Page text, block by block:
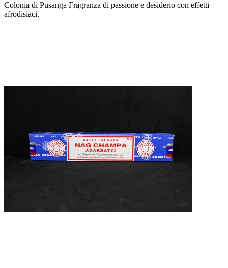
Colonia di Pusanga Fragranza di passione e desiderio con effetti
afrodisiaci.